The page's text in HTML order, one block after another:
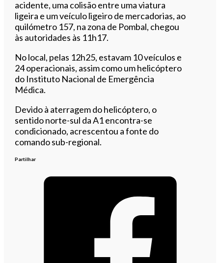
acidente, uma colisão entre uma viatura
ligeira e um veículo ligeiro de mercadorias, ao
quilómetro 157, na zona de Pombal, chegou
às autoridades às 11h17.
No local, pelas 12h25, estavam 10 veículos e
24 operacionais, assim como um helicóptero
do Instituto Nacional de Emergência
Médica.
Devido à aterragem do helicóptero, o
sentido norte-sul da A1 encontra-se
condicionado, acrescentou a fonte do
comando sub-regional.
Partilhar